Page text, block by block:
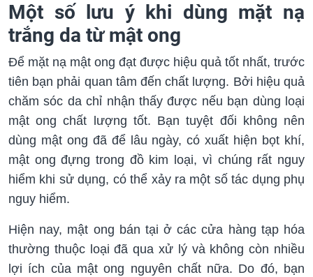
Một số lưu ý khi dùng mặt nạ
trắng da từ mật ong
Để mặt nạ mật ong đạt được hiệu quả tốt nhất, trước
tiên bạn phải quan tâm đến chất lượng. Bởi hiệu quả
chăm sóc da chỉ nhận thấy được nếu bạn dùng loại
mật ong chất lượng tốt. Bạn tuyệt đối không nên
dùng mật ong đã để lâu ngày, có xuất hiện bọt khí,
mật ong đựng trong đồ kim loại, vì chúng rất nguy
hiểm khi sử dụng, có thể xảy ra một số tác dụng phụ
nguy hiểm.
Hiện nay, mật ong bán tại ở các cửa hàng tạp hóa
thường thuộc loại đã qua xử lý và không còn nhiều
lợi ích của mật ong nguyên chất nữa. Do đó, bạn